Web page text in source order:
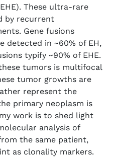
These ultra-rare
by recurrent
Gene fusions
detected in ~60% of EH,
typify ~90% of EHE.
tumors is multifocal
tumor growths are
represent the
primary neoplasm is
work is to shed light
analysis of
the same patient,
as clonality markers.